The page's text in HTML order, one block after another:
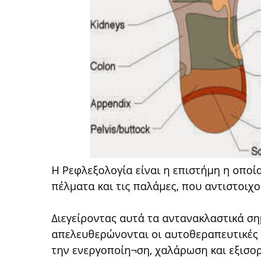
Η Ρεφλεξολογία είναι η επιστήμη η
πέλματα και τις παλάμες, που
Διεγείροντας αυτά τα αντανακλαστικά
απελευθερώνονται οι
την ενεργοποίη¬ση, χαλάρωση και